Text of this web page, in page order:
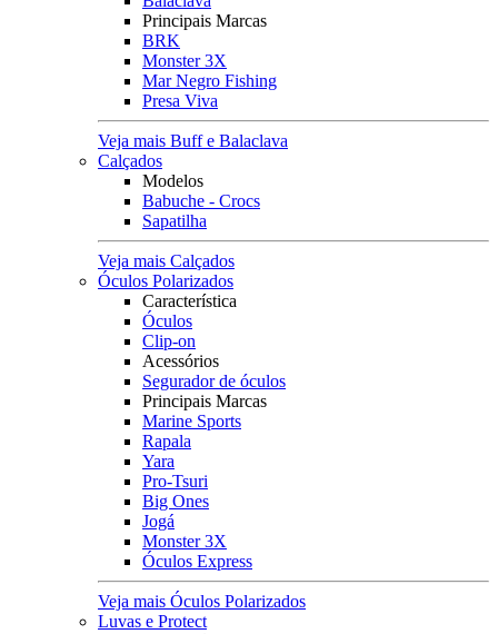
Principais Marcas
BRK
Monster 3X
Mar Negro Fishing
Presa Viva
Veja mais Buff e Balaclava
Calçados
Modelos
Babuche - Crocs
Sapatilha
Veja mais Calçados
Óculos Polarizados
Característica
Óculos
Clip-on
Acessórios
Segurador de óculos
Principais Marcas
Marine Sports
Rapala
Yara
Pro-Tsuri
Big Ones
Jogá
Monster 3X
Óculos Express
Veja mais Óculos Polarizados
Luvas e Protect